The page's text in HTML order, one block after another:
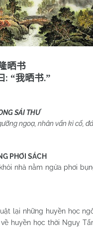
晒书
: “我晒书.”
SÁI THƯ
ngoạ, nhân vấn kì cố, đáp
PHƠI SÁCH
nằm ngửa phơi
lại những huyền học
huyền học thời Nguỵ